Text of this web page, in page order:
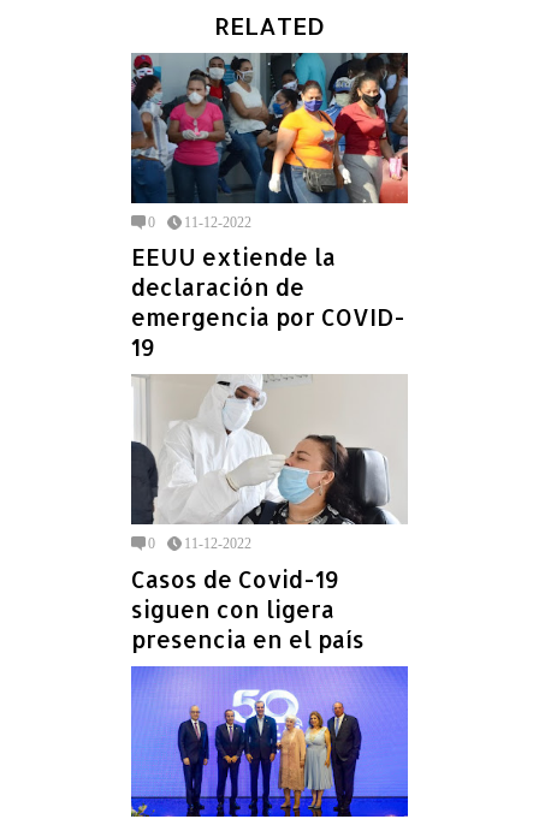
RELATED
0 11-12-2022
EEUU extiende la
declaración de
emergencia por COVID-
19
0 11-12-2022
Casos de Covid-19
siguen con ligera
presencia en el país